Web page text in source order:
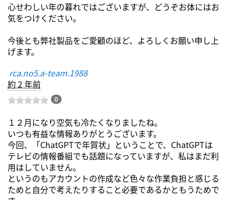
心せわしい年の暮れではございますが、どうぞお体にはお
気をつけください。
今後とも弊社製品をご愛顧のほど、よろしくお願い申し上
げます。
rca.no5.a-team.1988
約 2 年前
0
１２月になり空気も冷たくなりましたね。
いつも有益な情報ありがとうございます。
今回、「ChatGPTで年賀状」ということで、ChatGPTは
テレビの情報番組でも話題になっていますが、私はまだ利
用はしていません。
というのもアカウントの作成など色々な作業負担と感じる
ためと自分で考えたりすること必要であるかともうためで